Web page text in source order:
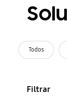
Todos
Filtrar